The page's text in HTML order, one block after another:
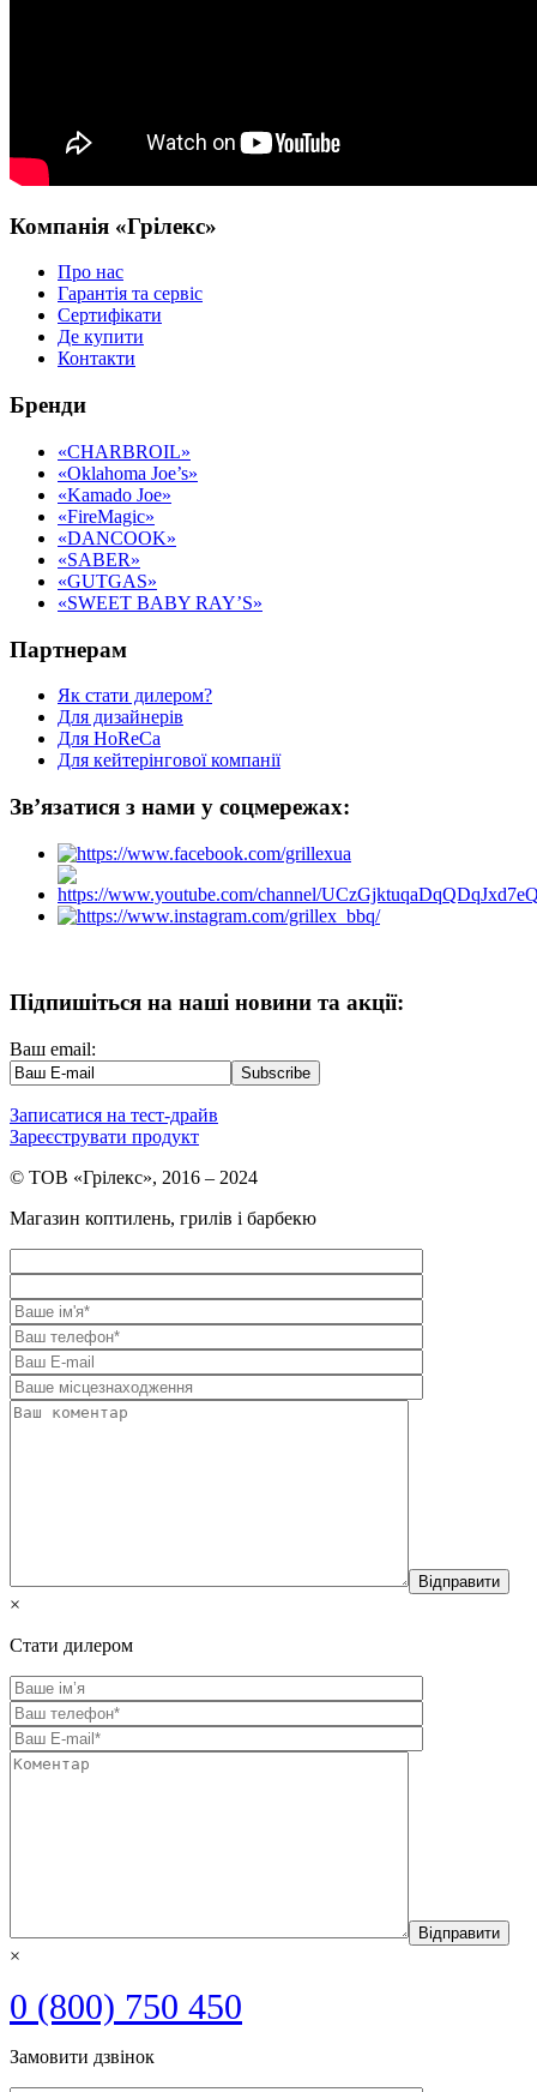
Компанія «Грілекс»
Про нас
Гарантія та сервіс
Сертифікати
Де купити
Контакти
Бренди
«CHARBROIL»
«Oklahoma Joe’s»
«Kamado Joe»
«FireMagic»
«DANCOOK»
«SABER»
«GUTGAS»
«SWEET BABY RAY’S»
Партнерам
Як стати дилером?
Для дизайнерів
Для HoReCa
Для кейтерінгової компанії
Зв’язатися з нами у соцмережах:
Підпишіться на наші новини та акції:
Ваш email:
Записатися на тест-драйв
Зареєструвати продукт
© ТОВ «Грілекс», 2016 – 2024
Магазин коптилень, грилів і барбекю
×
Стати дилером
×
0 (800) 750 450
Замовити дзвінок